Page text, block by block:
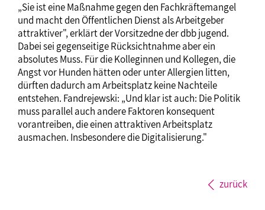
„Sie ist eine Maßnahme gegen den Fachkräftemangel
und macht den Öffentlichen Dienst als Arbeitgeber
attraktiver", erklärt der Vorsitzedne der dbb jugend.
Dabei sei gegenseitige Rücksichtnahme aber ein
absolutes Muss. Für die Kolleginnen und Kollegen, die
Angst vor Hunden hätten oder unter Allergien litten,
dürften dadurch am Arbeitsplatz keine Nachteile
entstehen. Fandrejewski: „Und klar ist auch: Die Politik
muss parallel auch andere Faktoren konsequent
vorantreiben, die einen attraktiven Arbeitsplatz
ausmachen. Insbesondere die Digitalisierung."
zurück